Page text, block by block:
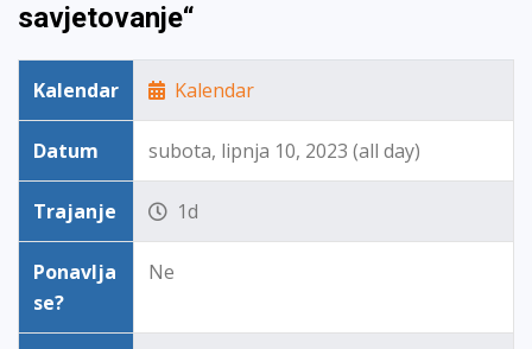
savjetovanje“
Kalendar Kalendar
Datum subota, lipnja 10, 2023 (all day)
Trajanje 1d
Ponavlja
se?
Ne